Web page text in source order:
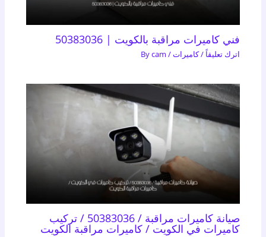
فني كاميرات مراقبة بالكويت | 50383036
اترك تعليقاً/كاميرات/ By
cam
صيانة كاميرات مراقبة / 50383036 / تركيب
كاميرات في الكويت / كاميرات مراقبة الكويت